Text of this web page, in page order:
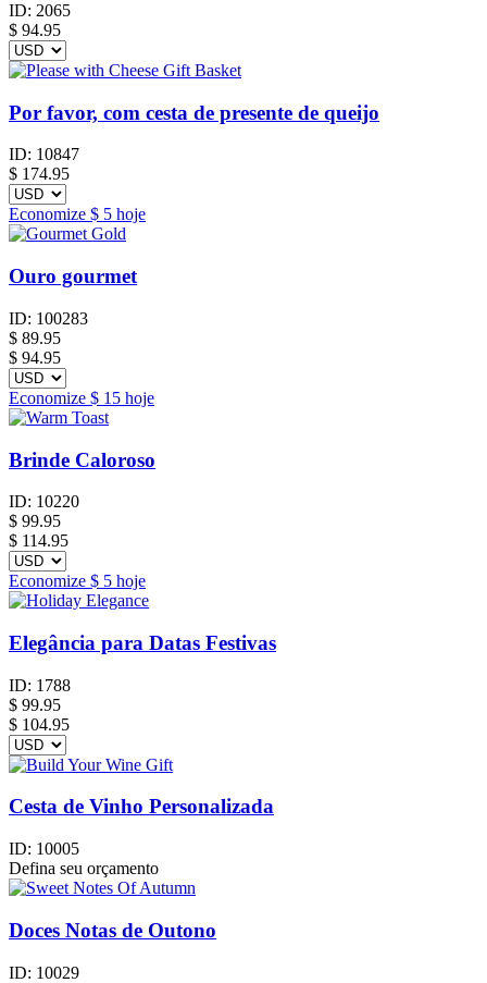
ID: 2065
$ 94.95
Por favor, com cesta de presente de queijo
ID: 10847
$ 174.95
Economize $ 5 hoje
Ouro gourmet
ID: 100283
$ 89.95
$ 94.95
Economize $ 15 hoje
Brinde Caloroso
ID: 10220
$ 99.95
$ 114.95
Economize $ 5 hoje
Elegância para Datas Festivas
ID: 1788
$ 99.95
$ 104.95
Cesta de Vinho Personalizada
ID: 10005
Defina seu orçamento
Doces Notas de Outono
ID: 10029